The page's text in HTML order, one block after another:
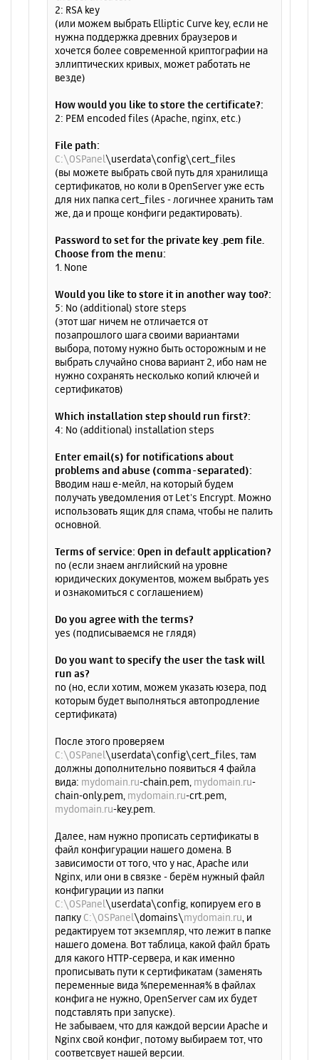
2: RSA key
(или можем выбрать Elliptic Curve key, если не
нужна поддержка древних браузеров и
хочется более современной криптографии на
эллиптических кривых, может работать не
везде)
How would you like to store the certificate?:
2: PEM encoded files (Apache, nginx, etc.)
File path:
C:\OSPanel\userdata\config\cert_files
(вы можете выбрать свой путь для хранилища
сертификатов, но коли в OpenServer уже есть
для них папка cert_files - логичнее хранить там
же, да и проще конфиги редактировать).
Password to set for the private key .pem file.
Choose from the menu:
1. None
Would you like to store it in another way too?:
5: No (additional) store steps
(этот шаг ничем не отличается от
позапрошлого шага своими вариантами
выбора, потому нужно быть осторожным и не
выбрать случайно снова вариант 2, ибо нам не
нужно сохранять несколько копий ключей и
сертификатов)
Which installation step should run first?:
4: No (additional) installation steps
Enter email(s) for notifications about
problems and abuse (comma-separated):
Вводим наш е-мейл, на который будем
получать уведомления от Let's Encrypt. Можно
использовать ящик для спама, чтобы не палить
основной.
Terms of service: Open in default application?
no (если знаем английский на уровне
юридических документов, можем выбрать yes
и ознакомиться с соглашением)
Do you agree with the terms?
yes (подписываемся не глядя)
Do you want to specify the user the task will
run as?
no (но, если хотим, можем указать юзера, под
которым будет выполняться автопродление
сертификата)
После этого проверяем
C:\OSPanel\userdata\config\cert_files, там
должны дополнительно появиться 4 файла
вида: mydomain.ru-chain.pem, mydomain.ru-
chain-only.pem, mydomain.ru-crt.pem,
mydomain.ru-key.pem.
Далее, нам нужно прописать сертификаты в
файл конфигурации нашего домена. В
зависимости от того, что у нас, Apache или
Nginx, или они в связке - берём нужный файл
конфигурации из папки
C:\OSPanel\userdata\config, копируем его в
папку C:\OSPanel\domains\mydomain.ru , и
редактируем тот экземпляр, что лежит в папке
нашего домена. Вот таблица, какой файл брать
для какого HTTP-сервера, и как именно
прописывать пути к сертификатам (заменять
переменные вида %переменная% в файлах
конфига не нужно, OpenServer сам их будет
подставлять при запуске).
Не забываем, что для каждой версии Apache и
Nginx свой конфиг, потому выбираем тот, что
соответсвует нашей версии.